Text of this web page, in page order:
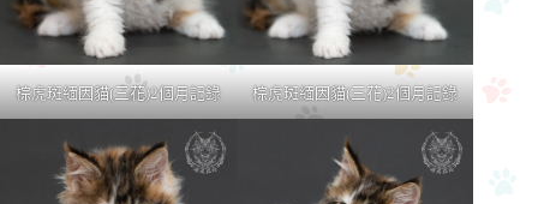
棕虎斑緬因貓(三花)2個月記錄 棕虎斑緬因貓(三花)2個月記錄